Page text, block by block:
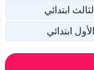
ابتدائي
الأول ابتدائي